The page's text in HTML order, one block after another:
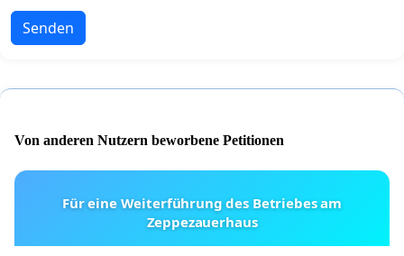
Senden
Von anderen Nutzern beworbene Petitionen
Für eine Weiterführung des Betriebes am
Zeppezauerhaus